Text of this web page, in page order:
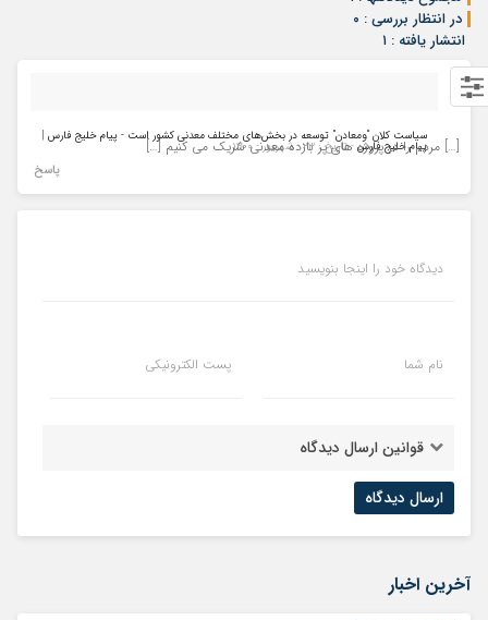
در انتظار بررسی : ۰
انتشار یافته : ۱
سیاست کلان “ومعادن” توسعه در بخش‌های مختلف معدنی کشور است - پیام خلیج فارس |
پیام خلیج فارس - تاریخ : ۲۳ - شهریور - ۱۴۰۰
[…] مردم را در پروژه های پر بازده معدنی شریک می کنیم […]
پاسخ
دیدگاه خود را اینجا بنویسید
نام شما پست الکترونیکی
قوانین ارسال دیدگاه
آخرین اخبار